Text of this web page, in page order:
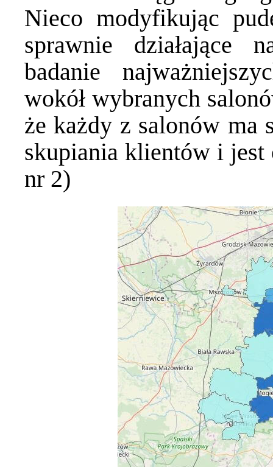
Nieco modyfikując
sprawnie działające
badanie
wokół wybranych
że każdy z salonów ma
skupiania klientów i
nr 2)